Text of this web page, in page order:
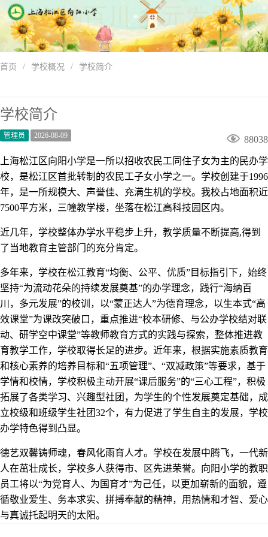
首页 / 学校概况 / 学校简介
学校简介
管理员 2026-08-09  88038
上海松江区向阳小学是一所以招收农民工同住子女为主的民办学
校，是松江区首批转制的农民工子女小学之一。学校创建于1996
年，是一所规模大、声誉佳、充满生机的学校。我校占地面积近
7500平方米，三幢教学楼，坐落在松江高科技园区内。
近几年，学校整体办学水平稳步上升，教学质量不断提高,得到
了当地教育主管部门的充分肯定。
多年来，学校在松江教育“均衡、公平、优质”目标指引下，始终
坚持“为流动花朵的持续发展奠基”的办学理念，践行“海纳百
川，多元发展”的校训，以“蒙正达人”为德育理念，以生本式“高
效课堂”为课改突破口，重点推进“校本研修、与公办学校结对联
动、研学空中课堂”等教师教育方式的实践与探索，整体推进教
育教学工作，学校取得长足的进步。近年来，根据实施素质教育
和核心素养的培养目标和“五项管理”、“双减政策”等要求，基于
学情和校情，学校积极主动开展“课后服务”的“三心工程”，积极
拓展了各类学习、兴趣型社团，为学生的个性发展奠定基础，成
立校级和班级学生社团32个，有力促进了学生自主的发展，学校
办学特色得到凸显。
德艺双馨铸师魂，春风化雨育人才。学校在发展中腾飞，一代新
人在茁壮成长，学校多人获得市、区先进荣誉。向阳小学的教职
员工将以“为党育人、为国育才”为己任，以更加崭新的面貌，遵
循敬业爱生、务本求实、拼搏奉献的精神，用热情和才智、爱心
与真诚托起明天的太阳。